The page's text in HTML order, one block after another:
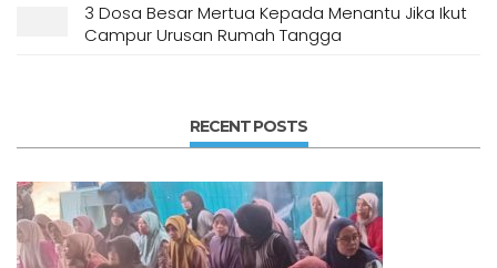
3 Dosa Besar Mertua Kepada Menantu Jika Ikut
Campur Urusan Rumah Tangga
RECENT POSTS